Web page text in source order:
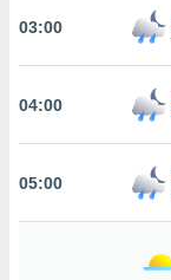
la
nuestros
en
CONFIGURACIÓN
03:00
04:00
05:00